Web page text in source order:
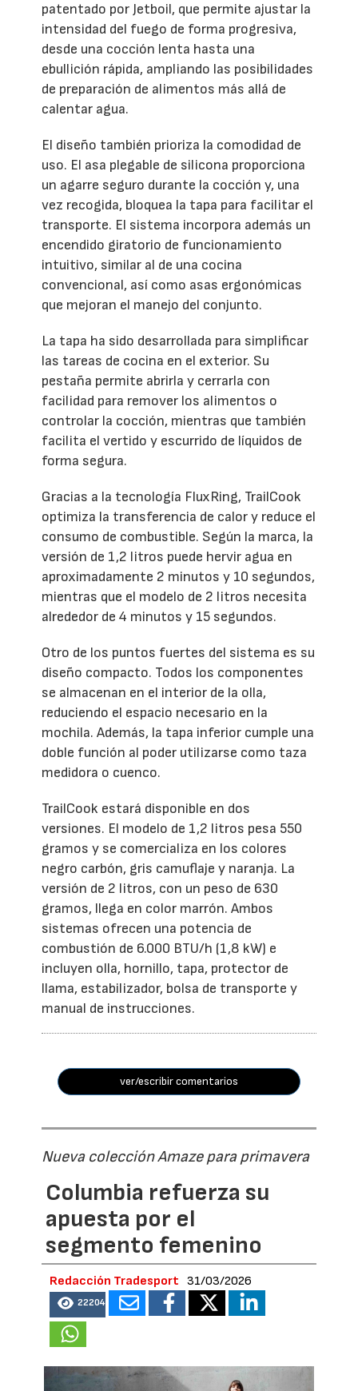
patentado por Jetboil, que permite ajustar la
intensidad del fuego de forma progresiva,
desde una cocción lenta hasta una
ebullición rápida, ampliando las posibilidades
de preparación de alimentos más allá de
calentar agua.
El diseño también prioriza la comodidad de
uso. El asa plegable de silicona proporciona
un agarre seguro durante la cocción y, una
vez recogida, bloquea la tapa para facilitar el
transporte. El sistema incorpora además un
encendido giratorio de funcionamiento
intuitivo, similar al de una cocina
convencional, así como asas ergonómicas
que mejoran el manejo del conjunto.
La tapa ha sido desarrollada para simplificar
las tareas de cocina en el exterior. Su
pestaña permite abrirla y cerrarla con
facilidad para remover los alimentos o
controlar la cocción, mientras que también
facilita el vertido y escurrido de líquidos de
forma segura.
Gracias a la tecnología FluxRing, TrailCook
optimiza la transferencia de calor y reduce el
consumo de combustible. Según la marca, la
versión de 1,2 litros puede hervir agua en
aproximadamente 2 minutos y 10 segundos,
mientras que el modelo de 2 litros necesita
alrededor de 4 minutos y 15 segundos.
Otro de los puntos fuertes del sistema es su
diseño compacto. Todos los componentes
se almacenan en el interior de la olla,
reduciendo el espacio necesario en la
mochila. Además, la tapa inferior cumple una
doble función al poder utilizarse como taza
medidora o cuenco.
TrailCook estará disponible en dos
versiones. El modelo de 1,2 litros pesa 550
gramos y se comercializa en los colores
negro carbón, gris camuflaje y naranja. La
versión de 2 litros, con un peso de 630
gramos, llega en color marrón. Ambos
sistemas ofrecen una potencia de
combustión de 6.000 BTU/h (1,8 kW) e
incluyen olla, hornillo, tapa, protector de
llama, estabilizador, bolsa de transporte y
manual de instrucciones.
ver/escribir comentarios
Nueva colección Amaze para primavera
Columbia refuerza su
apuesta por el
segmento femenino
Redacción Tradesport 31/03/2026
22204